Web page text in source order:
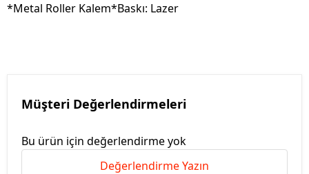
*Metal Roller Kalem*Baskı: Lazer
Müşteri Değerlendirmeleri
Bu ürün için değerlendirme yok
Değerlendirme Yazın